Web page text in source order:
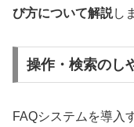
び方について解説し
操作・検索のし
FAQシステムを導入